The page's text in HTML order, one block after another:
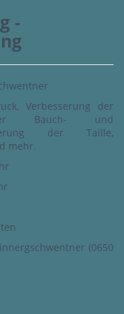
-
Verbesserung der
Bauch- und
der Taille,
mehr.
(0650